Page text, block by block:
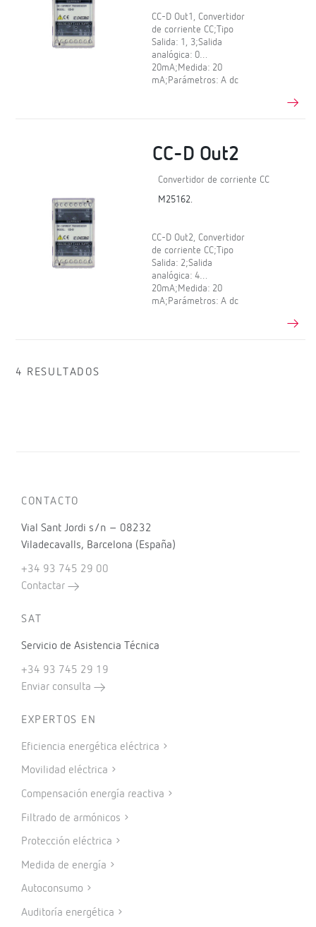
CC-D Out1, Convertidor
de corriente CC;Tipo
Salida: 1, 3;Salida
analógica: 0…
20mA;Medida: 20
mA;Parámetros: A dc
CC-D Out2
Convertidor de corriente CC
M25162.
CC-D Out2, Convertidor
de corriente CC;Tipo
Salida: 2;Salida
analógica: 4…
20mA;Medida: 20
mA;Parámetros: A dc
4 RESULTADOS
CONTACTO
Vial Sant Jordi s/n – 08232
Viladecavalls, Barcelona (España)
+34 93 745 29 00
Contactar
SAT
Servicio de Asistencia Técnica
+34 93 745 29 19
Enviar consulta
EXPERTOS EN
Eficiencia energética eléctrica
Movilidad eléctrica
Compensación energía reactiva
Filtrado de armónicos
Protección eléctrica
Medida de energía
Autoconsumo
Auditoría energética